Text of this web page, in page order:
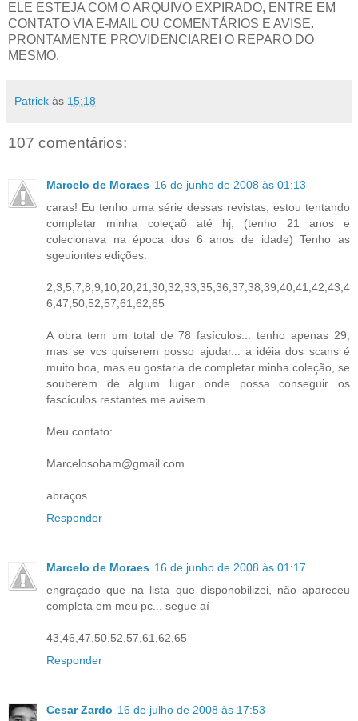
ELE ESTEJA COM O ARQUIVO EXPIRADO, ENTRE EM
CONTATO VIA E-MAIL OU COMENTÁRIOS E AVISE.
PRONTAMENTE PROVIDENCIAREI O REPARO DO
MESMO.
Patrick às 15:18
107 comentários:
Marcelo de Moraes 16 de junho de 2008 às 01:13
caras! Eu tenho uma série dessas revistas, estou tentando
completar minha coleçaõ até hj, (tenho 21 anos e
colecionava na época dos 6 anos de idade) Tenho as
sgeuiontes edições:
2,3,5,7,8,9,10,20,21,30,32,33,35,36,37,38,39,40,41,42,43,4
6,47,50,52,57,61,62,65
A obra tem um total de 78 fasículos... tenho apenas 29,
mas se vcs quiserem posso ajudar... a idéia dos scans é
muito boa, mas eu gostaria de completar minha coleção, se
souberem de algum lugar onde possa conseguir os
fascículos restantes me avisem.
Meu contato:
Marcelosobam@gmail.com
abraços
Responder
Marcelo de Moraes 16 de junho de 2008 às 01:17
engraçado que na lista que disponobilizei, não apareceu
completa em meu pc... segue aí
43,46,47,50,52,57,61,62,65
Responder
Cesar Zardo 16 de julho de 2008 às 17:53